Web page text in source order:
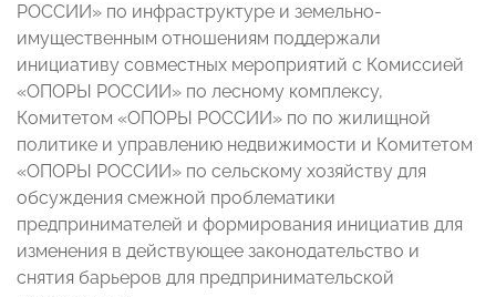
РОССИИ» по инфраструктуре и земельно-
имущественным отношениям поддержали
инициативу совместных мероприятий с Комиссией
«ОПОРЫ РОССИИ» по лесному комплексу,
Комитетом «ОПОРЫ РОССИИ» по по жилищной
политике и управлению недвижимости и Комитетом
«ОПОРЫ РОССИИ» по сельскому хозяйству для
обсуждения смежной проблематики
предпринимателей и формирования инициатив для
изменения в действующее законодательство и
снятия барьеров для предпринимательской